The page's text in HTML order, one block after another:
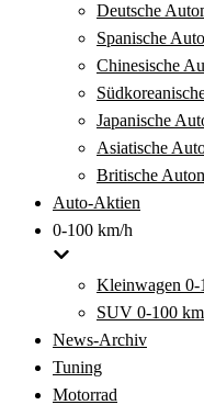
Deutsche
Spanische
Chinesische
Japanische
Asiatische
Britische
Auto-Aktien
0-100 km/h
Kleinwagen 0-
SUV 0-100
News-Archiv
Tuning
Motorrad